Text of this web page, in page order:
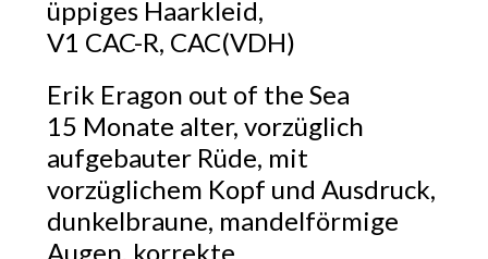
üppiges Haarkleid,
V1 CAC-R, CAC(VDH)
Erik Eragon out of the Sea
15 Monate alter, vorzüglich
aufgebauter Rüde, mit
vorzüglichem Kopf und Ausdruck,
dunkelbraune, mandelförmige
Augen, korrekte